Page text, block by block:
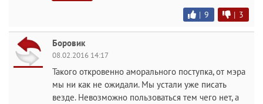
| 9 | 3
Боровик
08.02.2016 14:17
Такого откровенно аморального поступка, от мэра
мы ни как не ожидали. Мы устали уже писать
везде. Невозможно пользоваться тем чего нет, а